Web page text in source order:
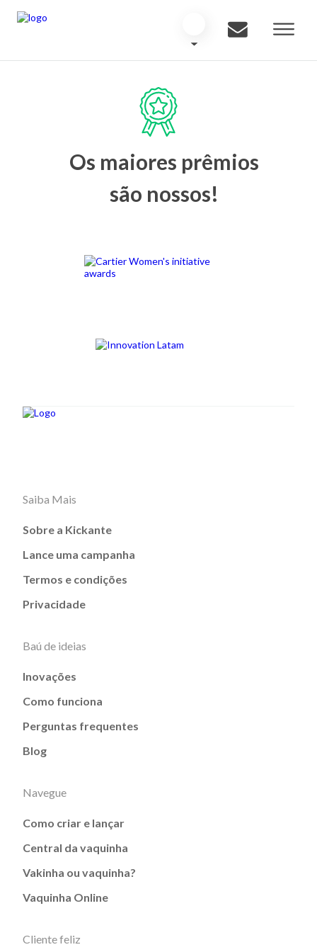
Os maiores prêmios
são nossos!
Saiba Mais
Sobre a Kickante
Lance uma campanha
Termos e condições
Privacidade
Baú de ideias
Inovações
Como funciona
Perguntas frequentes
Blog
Navegue
Como criar e lançar
Central da vaquinha
Vakinha ou vaquinha?
Vaquinha Online
Cliente feliz